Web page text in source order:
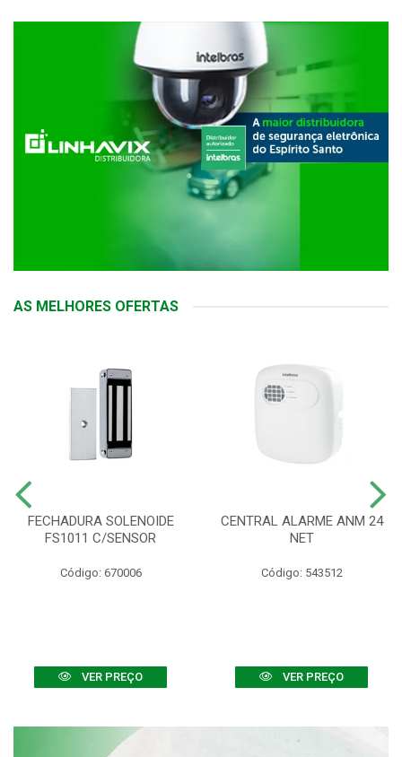
AS MELHORES OFERTAS
FECHADURA SOLENOIDE
FS1011 C/SENSOR
Código: 670006
VER PREÇO
CENTRAL ALARME ANM 24
NET
Código: 543512
VER PREÇO